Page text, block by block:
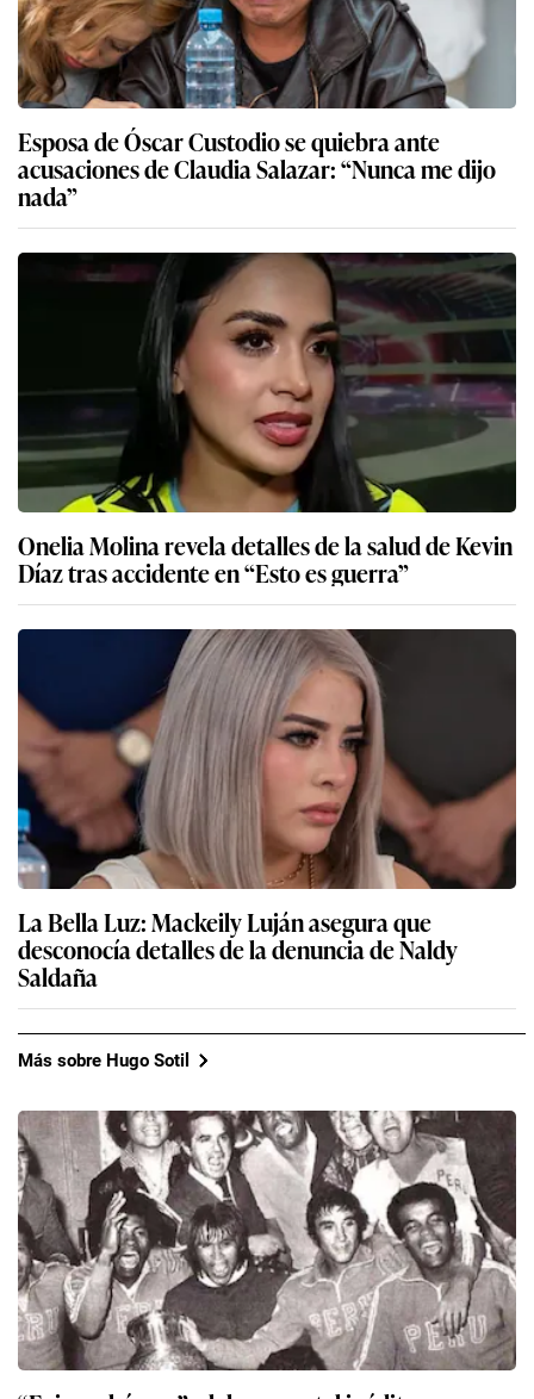
Esposa de Óscar Custodio se quiebra ante
acusaciones de Claudia Salazar: “Nunca me dijo
nada”
Onelia Molina revela detalles de la salud de Kevin
Díaz tras accidente en “Esto es guerra”
La Bella Luz: Mackeily Luján asegura que
desconocía detalles de la denuncia de Naldy
Saldaña
Más sobre Hugo Sotil